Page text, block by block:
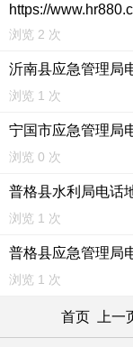
https://
浏览 2 次
沂南县应急管理局
浏览 1 次
宁国市应急管理局
浏览 0 次
普格县水利局电话
浏览 1 次
普格县应急管理局
浏览 1 次
首页 上一